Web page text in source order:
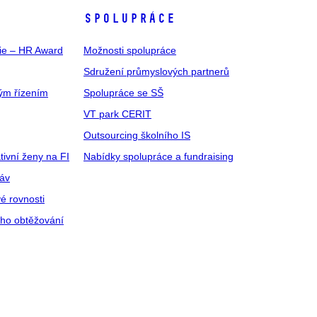
– HR Award
řízením
ženy na FI
rovnosti
obtěžování
SPOLUPRÁCE
Možnosti spolupráce
Sdružení průmyslových partnerů
Spolupráce se SŠ
VT park CERIT
Outsourcing školního IS
Nabídky spolupráce a fundraising